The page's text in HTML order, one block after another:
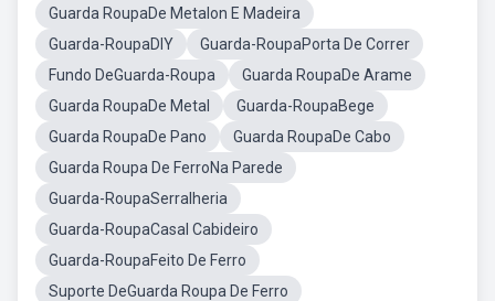
Guarda RoupaDe Metalon E Madeira
Guarda-RoupaDIY
Guarda-RoupaPorta De Correr
Fundo DeGuarda-Roupa
Guarda RoupaDe Arame
Guarda RoupaDe Metal
Guarda-RoupaBege
Guarda RoupaDe Pano
Guarda RoupaDe Cabo
Guarda Roupa De FerroNa Parede
Guarda-RoupaSerralheria
Guarda-RoupaCasal Cabideiro
Guarda-RoupaFeito De Ferro
Suporte DeGuarda Roupa De Ferro